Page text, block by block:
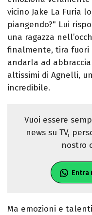
vicino Jake La Furia
piangendo?" Lui
una ragazza
finalmente, tira fuori
andarla ad
altissimi di Agnelli,
incredibile.
Vuoi essere
news su TV,
nostro
Entra
Ma emozioni e